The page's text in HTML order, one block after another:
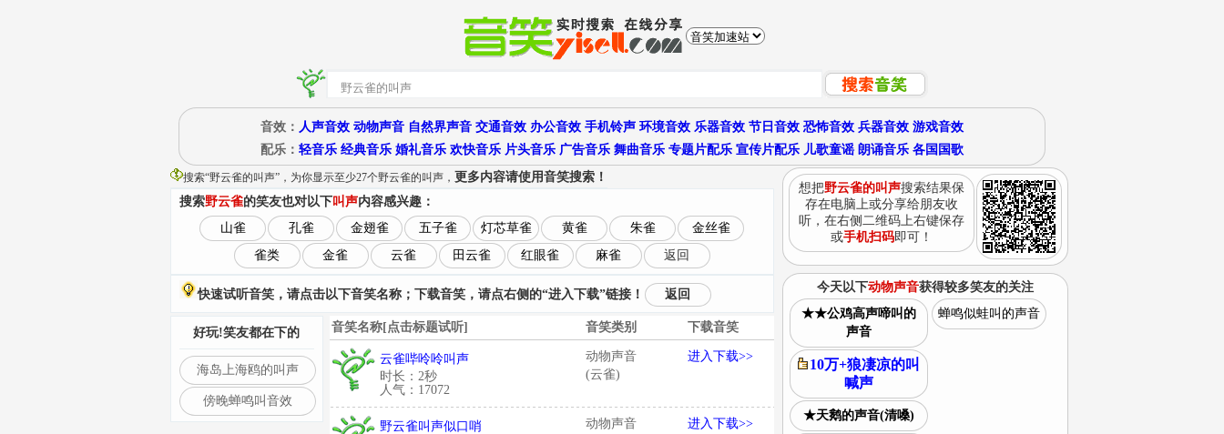
音效： 人声音效 动物声音 自然界声音 交通音效 办公音效 手机铃声 环境音效 乐器音效 节日音效 恐怖音效 兵器音效 游戏音效
配乐： 轻音乐 经典音乐 婚礼音乐 欢快音乐 片头音乐 广告音乐 舞曲音乐 专题片配乐 宣传片配乐 儿歌童谣 朗诵音乐 各国国歌
搜索“野云雀的叫声”，为你显示至少27个野云雀的叫声， 更多内容请使用音笑搜索！
搜索野云雀的笑友也对以下叫声内容感兴趣：
山雀
孔雀 金翅雀 五子雀 灯芯草雀 黄雀 朱雀
金丝雀
雀类
金雀 云雀 田云雀 红眼雀 麻雀 返回
快速试听音笑，请点击以下音笑名称；下载音笑，请点右侧的“进入下载”链接！ 返回
音笑名称[点击标题试听] 音笑类别 下载音笑
云雀哔呤呤叫声
时长：2秒
人气：17072
动物声音
(云雀)
进入下载>>
野云雀叫声似口哨
动物声音
进入下载>>
好玩!笑友都在下的
海岛上海鸥的叫声
傍晚蝉鸣叫音效
想把野云雀的叫声搜索结果保
存在电脑上或分享给朋友收
听，在右侧二维码上右键保存
或手机扫码即可！
今天以下动物声音获得较多笑友的关注
★★公鸡高声啼叫的
声音
蝉鸣似蛙叫的声音
10万+狼凄凉的叫
喊声
★天鹅的声音(清嗓)